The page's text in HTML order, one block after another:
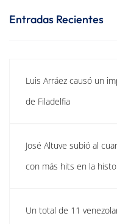
Entradas Recientes
Luis Arráez causó un
de Filadelfia
José Altuve subió al
con más hits en la
Un total de 11